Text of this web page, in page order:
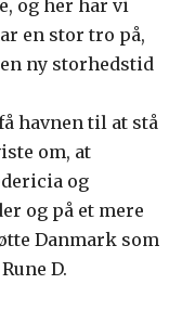
og her har vi
en stor tro på,
ny storhedstid
havnen til at stå
om, at
og
og på et mere
Danmark som
D.